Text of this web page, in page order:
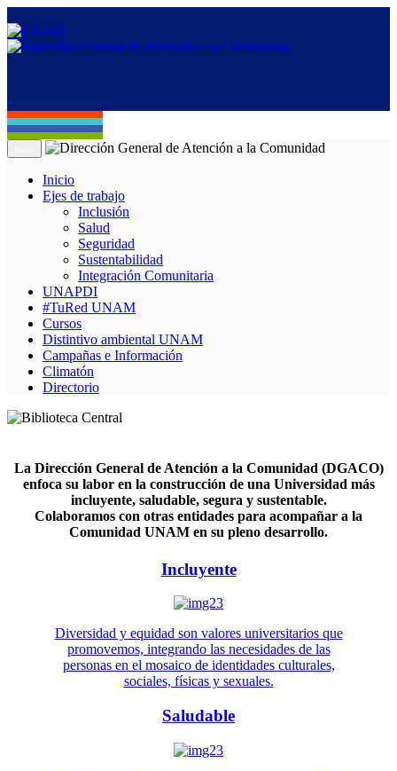
Inicio
Ejes de trabajo
Inclusión
Salud
Seguridad
Sustentabilidad
Integración Comunitaria
UNAPDI
#TuRed UNAM
Cursos
Distintivo ambiental UNAM
Campañas e Información
Climatón
Directorio
La Dirección General de Atención a la Comunidad (DGACO)
enfoca su labor en la construcción de una Universidad más
incluyente, saludable, segura y sustentable.
Colaboramos con otras entidades para acompañar a la
Comunidad UNAM en su pleno desarrollo.
Incluyente
Diversidad y equidad son valores universitarios que
promovemos, integrando las necesidades de las
personas en el mosaico de identidades culturales,
sociales, físicas y sexuales.
Saludable